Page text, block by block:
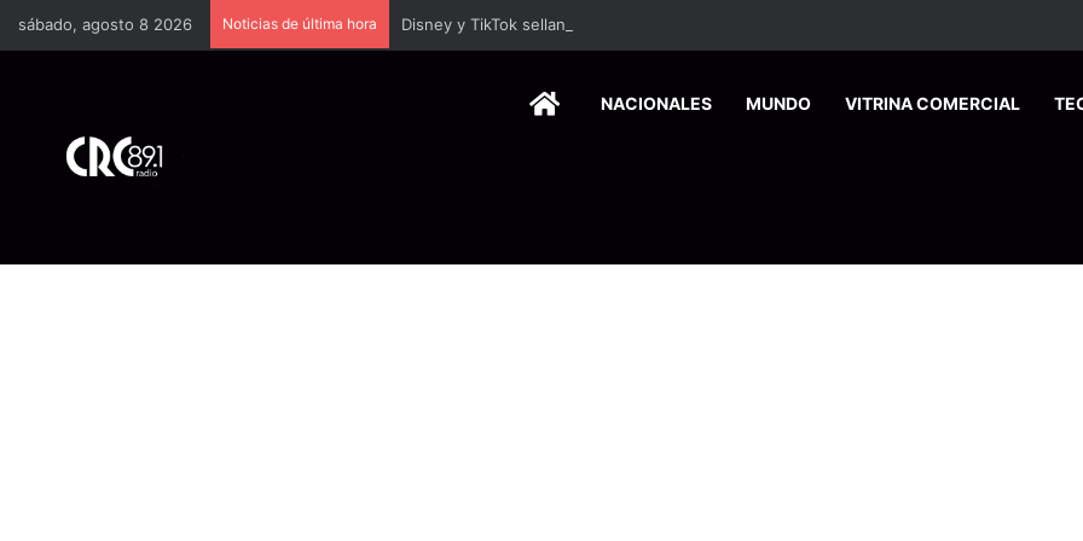
sábado, agosto 8 2026 Noticias de última hora
HOMENACIONALES MUNDO VITRINA COMERCIAL